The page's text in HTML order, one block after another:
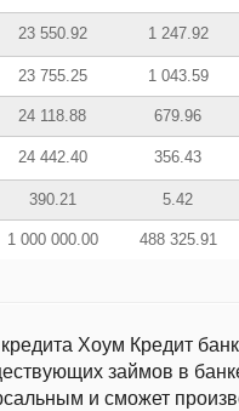
23 550.92 1 247.92
23 755.25 1 043.59
24 118.88 679.96
24 442.40 356.43
390.21 5.42
1 000 000.00 488 325.91
Хоум Кредит
займов в
и сможет